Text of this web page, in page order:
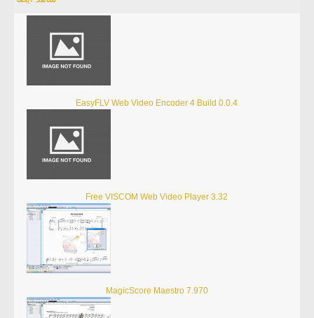
EasyFLV Web Video Encoder 4 Build 0.0.4
Free VISCOM Web Video Player 3.32
MagicScore Maestro 7.970